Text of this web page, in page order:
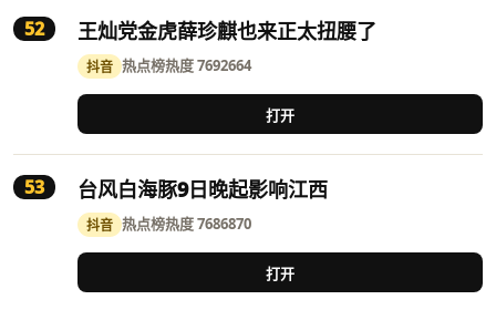
52 王灿党金虎薛珍麒也来正太扭腰了
抖音 热点榜热度 7692664
打开
53 台风白海豚9日晚起影响江西
抖音 热点榜热度 7686870
打开